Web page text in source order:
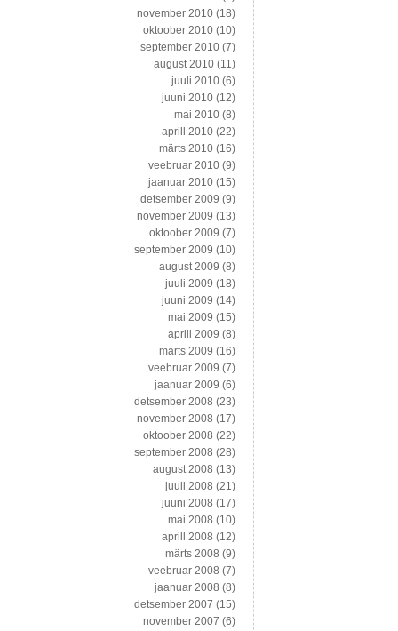
november 2010 (18)
oktoober 2010 (10)
september 2010 (7)
august 2010 (11)
juuli 2010 (6)
juuni 2010 (12)
mai 2010 (8)
aprill 2010 (22)
märts 2010 (16)
veebruar 2010 (9)
jaanuar 2010 (15)
detsember 2009 (9)
november 2009 (13)
oktoober 2009 (7)
september 2009 (10)
august 2009 (8)
juuli 2009 (18)
juuni 2009 (14)
mai 2009 (15)
aprill 2009 (8)
märts 2009 (16)
veebruar 2009 (7)
jaanuar 2009 (6)
detsember 2008 (23)
november 2008 (17)
oktoober 2008 (22)
september 2008 (28)
august 2008 (13)
juuli 2008 (21)
juuni 2008 (17)
mai 2008 (10)
aprill 2008 (12)
märts 2008 (9)
veebruar 2008 (7)
jaanuar 2008 (8)
detsember 2007 (15)
november 2007 (6)